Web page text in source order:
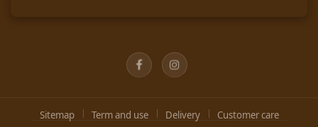
FacebookInstagram
Sitemap Term and use Delivery Customer care